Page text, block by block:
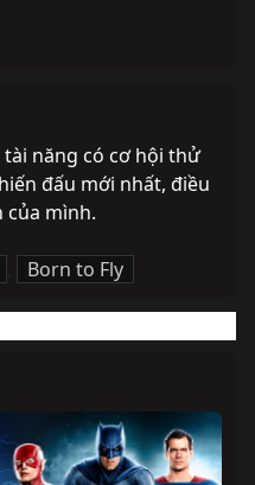
năng có cơ hội thử
đấu mới nhất, điều
của mình.
, Born to Fly